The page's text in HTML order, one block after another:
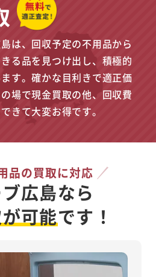
は、回収予定の不用品から
る品を見つけ出し、積極的
す。確かな目利きで適正価
場で現金買取の他、回収費
きて大変お得です。
品の買取に対応
広島なら
可能です！